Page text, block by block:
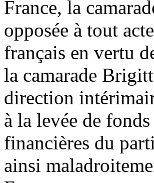
France, la
opposée à tout
français en vertu
la camarade
direction
à la levée de
financières du
ainsi